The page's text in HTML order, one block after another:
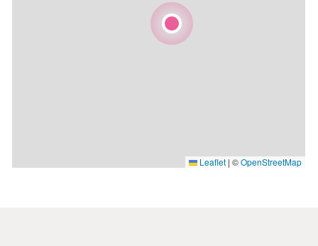
Leaflet | ©OpenStreetMap